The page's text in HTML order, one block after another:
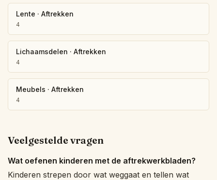
Lente · Aftrekken
4
Lichaamsdelen · Aftrekken
4
Meubels · Aftrekken
4
Veelgestelde vragen
Wat oefenen kinderen met de aftrekwerkbladen?
Kinderen strepen door wat weggaat en tellen wat